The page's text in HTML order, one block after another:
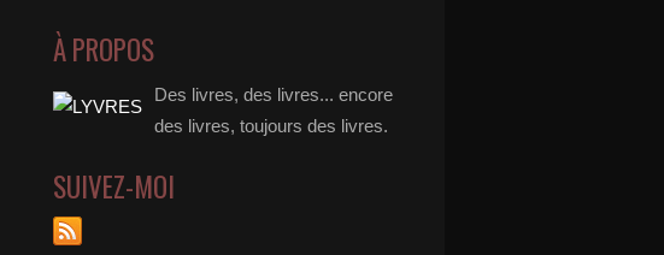
À PROPOS
Des livres, des livres... encore
des livres, toujours des livres.
SUIVEZ-MOI